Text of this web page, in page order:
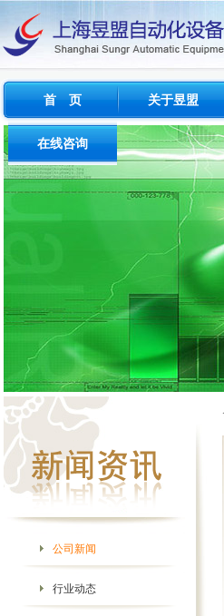
首 页 关于昱盟
公司概况
经营范围
成功案例
在线咨询
问题与反馈
公司新闻
行业动态